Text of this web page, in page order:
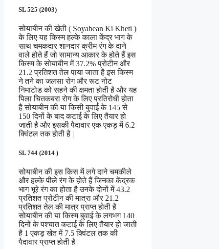
SL 525 (2003)
सोयाबीन की खेती ( Soyabean Ki Kheti )
के लिए यह किस्म हल्के काला केंद्र भाग के
साथ चमकदार शानदार क्रीम रंग के दाने
वाले होते हैं जो सामान्य आकार के होते हैं इस
किस्म के सोयाबीन में 37.2% प्रोटीन और
21.2 प्रतिशत तेल पाया जाता है इस किस्म
ने तने का जलसा रोग और रूट नोट
निमाटोड को सहने की क्षमता होती है और यह
पिला चितकबरा रोग के लिए प्रतिरोधी होता
है सोयाबीन की या किसी बुवाई के 145 से
150 दिनों के बाद कटाई के लिए तैयार हो
जाती है और इसकी पैदावार एक एकड़ में 6.2
क्विंटल तक होती है |
SL 744 (2014 )
सोयाबीन की इस किस में लगे दाने चमकीले
और हल्के पीले रंग के होते हैं जिनका केंद्रक
भाग भूरे रंग का होता है उनके दोनों में 43.2
प्रतिशत प्रोटीन की मात्रा और 21.2
प्रतिशत तेल की मात्र प्राप्त होती है
सोयाबीन की या किस्म बुवाई के लगभग 140
दिनों के पश्चात कटाई के लिए तैयार हो जाती
है 1 एकड़ खेत में 7.5 क्विंटल तक की
पैदावार प्राप्त होती है |